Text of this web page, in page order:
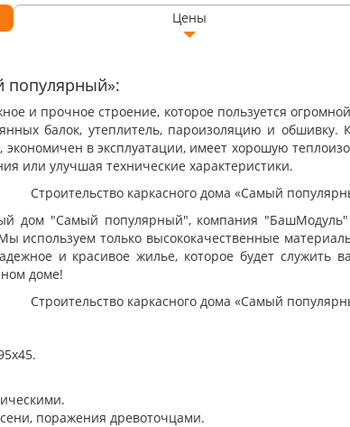
Цены
популярный»:
и прочное строение, которое пользуется
балок, утеплитель, пароизоляцию и
в эксплуатации, имеет хорошую
или улучшая технические характеристики.
дом "Самый популярный", компания
используем только высококачественные
и красивое жилье, которое будет служить
доме!
поражения древоточцами.